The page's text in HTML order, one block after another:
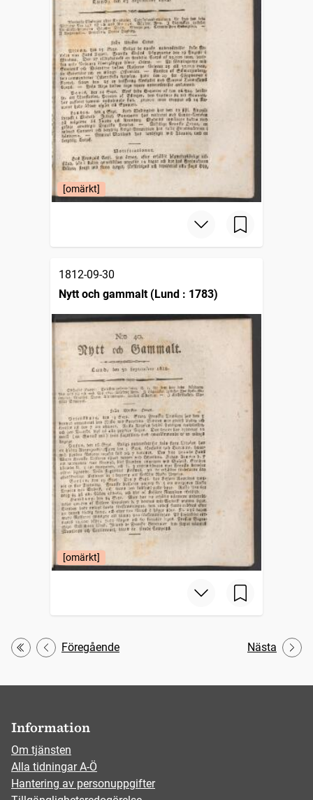
[omärkt]
1812-09-30
Nytt och gammalt (Lund : 1783)
[omärkt]
Första
Föregående Nästa
Information
Om tjänsten
Alla tidningar A-Ö
Hantering av personuppgifter